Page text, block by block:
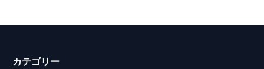
カテゴリー